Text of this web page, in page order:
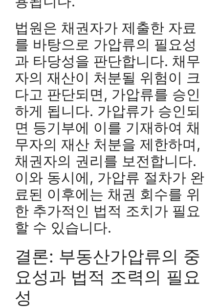
법원은 채권자가 제출한 자료
를 바탕으로 가압류의 필요성
과 타당성을 판단합니다. 채무
자의 재산이 처분될 위험이 크
다고 판단되면, 가압류를 승인
하게 됩니다. 가압류가 승인되
면 등기부에 이를 기재하여 채
무자의 재산 처분을 제한하며,
채권자의 권리를 보전합니다.
이와 동시에, 가압류 절차가 완
료된 이후에는 채권 회수를 위
한 추가적인 법적 조치가 필요
할 수 있습니다.
결론: 부동산가압류의 중
요성과 법적 조력의 필요
성